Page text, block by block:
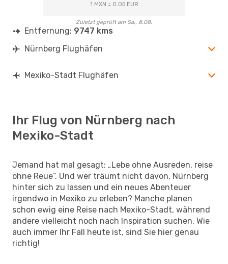
1 MXN = 0.05 EUR
Zuletzt geprüft am Sa., 8.08.
Entfernung: 9747 kms
Nürnberg Flughäfen
Mexiko-Stadt Flughäfen
Ihr Flug von Nürnberg nach
Mexiko-Stadt
Jemand hat mal gesagt: „Lebe ohne Ausreden, reise
ohne Reue“. Und wer träumt nicht davon, Nürnberg
hinter sich zu lassen und ein neues Abenteuer
irgendwo in Mexiko zu erleben? Manche planen
schon ewig eine Reise nach Mexiko-Stadt, während
andere vielleicht noch nach Inspiration suchen. Wie
auch immer Ihr Fall heute ist, sind Sie hier genau
richtig!